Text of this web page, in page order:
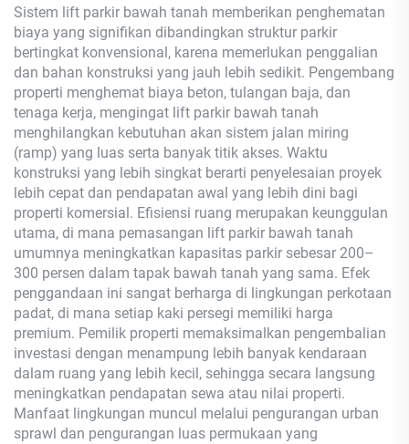
Sistem lift parkir bawah tanah memberikan penghematan
biaya yang signifikan dibandingkan struktur parkir
bertingkat konvensional, karena memerlukan penggalian
dan bahan konstruksi yang jauh lebih sedikit. Pengembang
properti menghemat biaya beton, tulangan baja, dan
tenaga kerja, mengingat lift parkir bawah tanah
menghilangkan kebutuhan akan sistem jalan miring
(ramp) yang luas serta banyak titik akses. Waktu
konstruksi yang lebih singkat berarti penyelesaian proyek
lebih cepat dan pendapatan awal yang lebih dini bagi
properti komersial. Efisiensi ruang merupakan keunggulan
utama, di mana pemasangan lift parkir bawah tanah
umumnya meningkatkan kapasitas parkir sebesar 200–
300 persen dalam tapak bawah tanah yang sama. Efek
penggandaan ini sangat berharga di lingkungan perkotaan
padat, di mana setiap kaki persegi memiliki harga
premium. Pemilik properti memaksimalkan pengembalian
investasi dengan menampung lebih banyak kendaraan
dalam ruang yang lebih kecil, sehingga secara langsung
meningkatkan pendapatan sewa atau nilai properti.
Manfaat lingkungan muncul melalui pengurangan urban
sprawl dan pengurangan luas permukaan yang